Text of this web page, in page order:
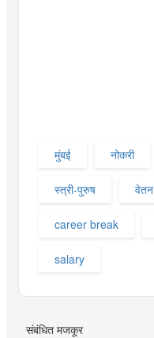
मुंबई नोकरी
स्त्री-पुरुष वेतन
career break
salary
संबंधित मजकूर